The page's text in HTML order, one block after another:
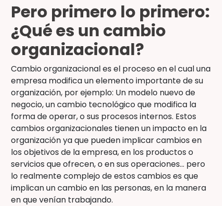
Pero primero lo primero:
¿Qué es un cambio
organizacional?
Cambio organizacional es el proceso en el cual una
empresa modifica un elemento importante de su
organización, por ejemplo: Un modelo nuevo de
negocio, un cambio tecnológico que modifica la
forma de operar, o sus procesos internos. Estos
cambios organizacionales tienen un impacto en la
organización ya que pueden implicar cambios en
los objetivos de la empresa, en los productos o
servicios que ofrecen, o en sus operaciones… pero
lo realmente complejo de estos cambios es que
implican un cambio en las personas, en la manera
en que venían trabajando.